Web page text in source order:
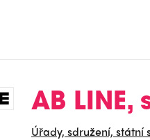
AB LINE,
Úřady, sdružení, státní